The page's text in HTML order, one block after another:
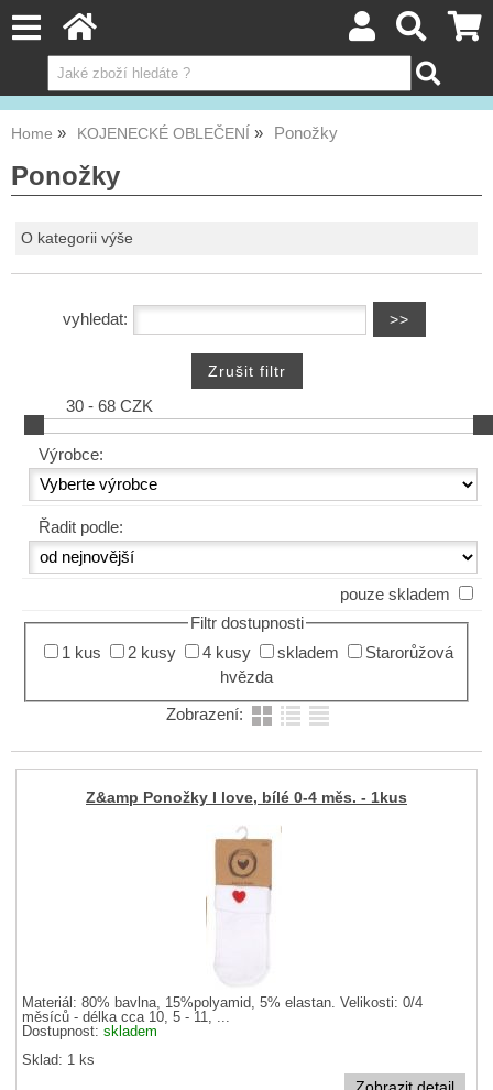
Home KOJENECKÉ OBLEČENÍ Ponožky
Ponožky
O kategorii výše
vyhledat:
30 - 68 CZK
Výrobce:
Řadit podle:
pouze skladem
Filtr dostupnosti
1 kus
2 kusy 4 kusy skladem
Starorůžová
hvězda
Zobrazení:
Z&amp Ponožky I love, bílé 0-4 měs. - 1kus
Materiál: 80% bavlna, 15%polyamid, 5% elastan. Velikosti: 0/4
měsíců - délka cca 10, 5 - 11, ...
Dostupnost:skladem
Sklad: 1 ks